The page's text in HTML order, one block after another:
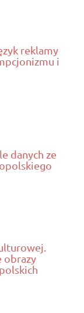
reklamy
i
danych ze
obrazy